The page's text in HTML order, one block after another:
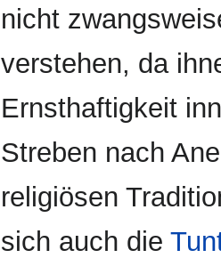
nicht
verstehen, da
Ernsthaftigkeit
Streben nach
religiösen
sich auch die